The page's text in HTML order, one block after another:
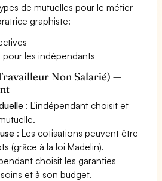
de mutuelles pour le métier
graphiste:
pour les indépendants
Non Salarié) —
: L'indépendant choisit et
: Les cotisations peuvent être
(grâce à la loi Madelin).
choisit les garanties
et à son budget.